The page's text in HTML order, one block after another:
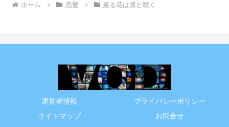
ホーム 恋愛 薫る花は凛と咲く
運営者情報
プライバシーポリシー
サイトマップ
お問合せ